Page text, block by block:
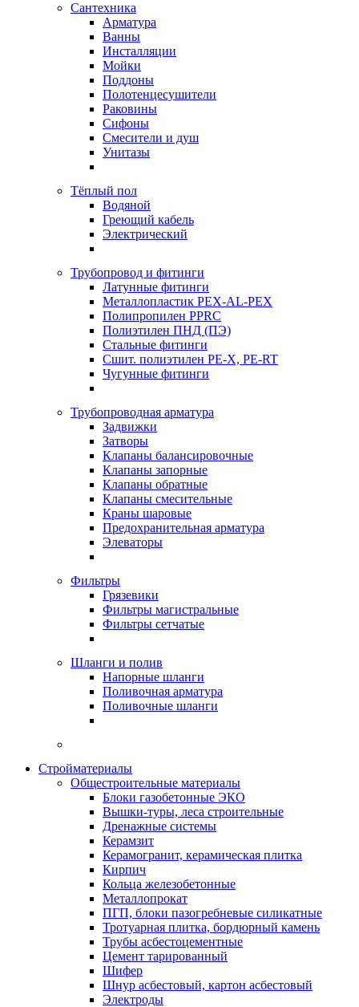
Сантехника
Арматура
Ванны
Инсталляции
Мойки
Поддоны
Полотенцесушители
Раковины
Сифоны
Смесители и душ
Унитазы
Тёплый пол
Водяной
Греющий кабель
Электрический
Трубопровод и фитинги
Латунные фитинги
Металлопластик PEX-AL-PEX
Полипропилен PPRC
Полиэтилен ПНД (ПЭ)
Стальные фитинги
Сшит. полиэтилен PE-X, PE-RT
Чугунные фитинги
Трубопроводная арматура
Задвижки
Затворы
Клапаны балансировочные
Клапаны запорные
Клапаны обратные
Клапаны смесительные
Краны шаровые
Предохранительная арматура
Элеваторы
Фильтры
Грязевики
Фильтры магистральные
Фильтры сетчатые
Шланги и полив
Напорные шланги
Поливочная арматура
Поливочные шланги
Стройматериалы
Oбщестроительные материалы
Блоки газобетонные ЭКО
Вышки-туры, леса строительные
Дренажные системы
Керамзит
Керамогранит, керамическая плитка
Кирпич
Кольца железобетонные
Металлопрокат
ПГП, блоки пазогребневые силикатные
Тротуарная плитка, бордюрный камень
Трубы асбестоцементные
Цемент тарированный
Шифер
Шнур асбестовый, картон асбестовый
Электроды